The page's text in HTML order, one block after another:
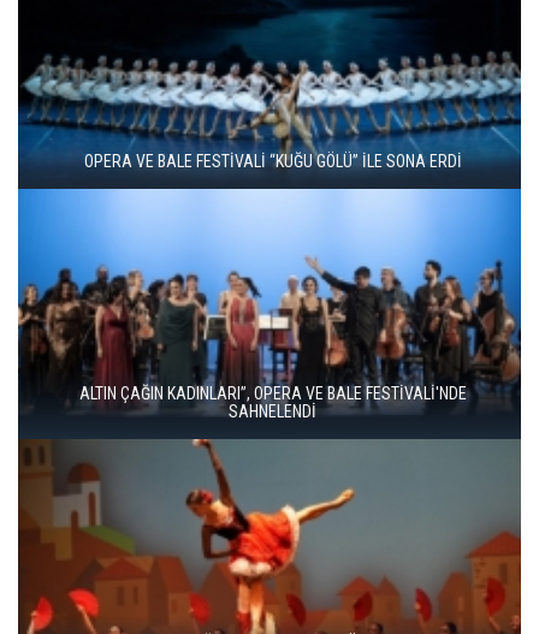
ZARAFETİN AŞKIN VE TUTKUNUN DANSI: KUĞU GÖLÜ YENİDEN
SAHNEDE
16. ULUSLARARASI İSTANBUL OPERA VE BALE FESTİVALİ
“KÜLKEDİSİ” İLE BAŞLADI